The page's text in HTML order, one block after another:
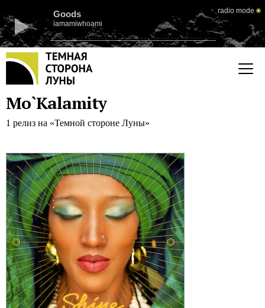
Goods
iamamiwhoami
radio mode
Mo`Kalamity
1 релиз на «Темной стороне Луны»